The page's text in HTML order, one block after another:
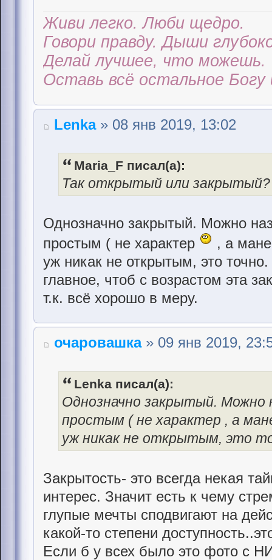
Живи легко. Люби щедро.
Говори правду. Дыши
Делай лучшее, что можешь.
Оставь всё остальное Богу
Lenka» 08 янв 2019, 13:02
Maria_F писал(а):
Так открытый или закрытый?
Однозначно закрытый. Можно
простым ( не характер
, а
уж никак не открытым, это
главное, чтоб с возрастом эта
т.к. всё хорошо в меру.
очаровашка» 09 янв 2019,
Lenka писал(а):
Однозначно закрытый. Можно
простым ( не характер , а
уж никак не открытым, это
Закрытость- это всегда некая
интерес. Значит есть к чему
глупые мечты сподвигают на
какой-то степени
Если б у всех было это фото с